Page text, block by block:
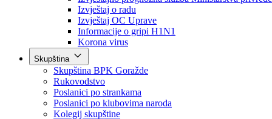
Obavještenja i izvještaji
Obavještenja Vlade
Izvještajno prognozna služba Ministarstva privrede
Izvještaj o radu
Izvještaj OC Uprave
Informacije o gripi H1N1
Korona virus
Skupština
Skupština BPK Goražde
Rukovodstvo